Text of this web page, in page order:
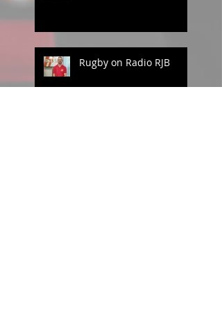
Rugby on Radio RJB